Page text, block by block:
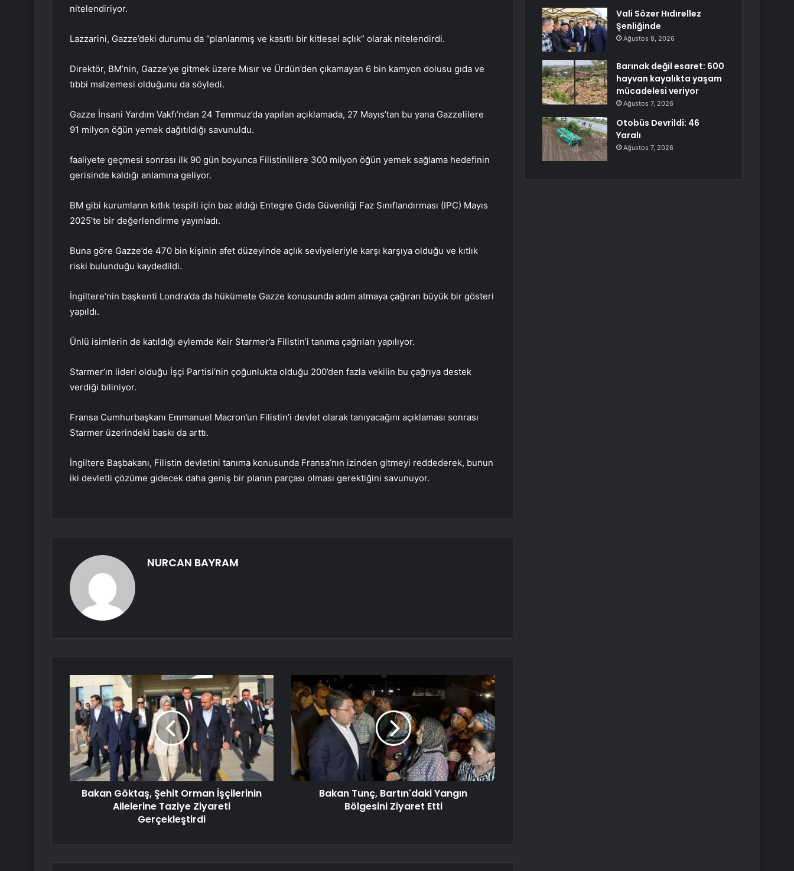
nitelendiriyor.
Lazzarini, Gazze’deki durumu da “planlanmış ve kasıtlı bir kitlesel açlık” olarak nitelendirdi.
Direktör, BM’nin, Gazze’ye gitmek üzere Mısır ve Ürdün’den çıkamayan 6 bin kamyon dolusu gıda ve
tıbbi malzemesi olduğunu da söyledi.
Gazze İnsani Yardım Vakfı’ndan 24 Temmuz’da yapılan açıklamada, 27 Mayıs’tan bu yana Gazzelilere
91 milyon öğün yemek dağıtıldığı savunuldu.
faaliyete geçmesi sonrası ilk 90 gün boyunca Filistinlilere 300 milyon öğün yemek sağlama hedefinin
gerisinde kaldığı anlamına geliyor.
BM gibi kurumların kıtlık tespiti için baz aldığı Entegre Gıda Güvenliği Faz Sınıflandırması (IPC) Mayıs
2025’te bir değerlendirme yayınladı.
Buna göre Gazze’de 470 bin kişinin afet düzeyinde açlık seviyeleriyle karşı karşıya olduğu ve kıtlık
riski bulunduğu kaydedildi.
İngiltere’nin başkenti Londra’da da hükümete Gazze konusunda adım atmaya çağıran büyük bir gösteri
yapıldı.
Ünlü isimlerin de katıldığı eylemde Keir Starmer’a Filistin’i tanıma çağrıları yapılıyor.
Starmer’ın lideri olduğu İşçi Partisi’nin çoğunlukta olduğu 200’den fazla vekilin bu çağrıya destek
verdiği biliniyor.
Fransa Cumhurbaşkanı Emmanuel Macron’un Filistin’i devlet olarak tanıyacağını açıklaması sonrası
Starmer üzerindeki baskı da arttı.
İngiltere Başbakanı, Filistin devletini tanıma konusunda Fransa’nın izinden gitmeyi reddederek, bunun
iki devletli çözüme gidecek daha geniş bir planın parçası olması gerektiğini savunuyor.
NURCAN BAYRAM
Bakan Göktaş, Şehit Orman İşçilerinin
Ailelerine Taziye Ziyareti
Gerçekleştirdi
Bakan Tunç, Bartın'daki Yangın
Bölgesini Ziyaret Etti
Vali Sözer Hıdırellez
Şenliğinde
Ağustos 8, 2026
Barınak değil esaret: 600
hayvan kayalıkta yaşam
mücadelesi veriyor
Ağustos 7, 2026
Otobüs Devrildi: 46
Yaralı
Ağustos 7, 2026